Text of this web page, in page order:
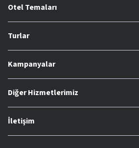
Otel Temaları
Turlar
Kampanyalar
Diğer Hizmetlerimiz
İletişim